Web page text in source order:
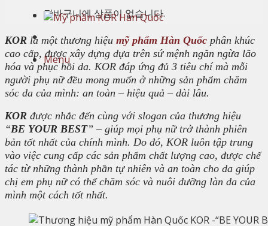
장바구니에 상품이 없습니다.
Menu
KOR là một thương hiệu mỹ phẩm Hàn Quốc phân khúc
cao cấp, được xây dựng dựa trên sứ mệnh ngăn ngừa lão
hóa và phục hồi da. KOR đáp ứng đủ 3 tiêu chí mà mỗi
người phụ nữ đều mong muốn ở những sản phẩm chăm
sóc da của mình: an toàn – hiệu quả – dài lâu.
KOR được nhắc đến cùng với slogan của thương hiệu
“BE YOUR BEST” – giúp mọi phụ nữ trở thành phiên
bản tốt nhất của chính mình. Do đó, KOR luôn tập trung
vào việc cung cấp các sản phẩm chất lượng cao, được chế
tác từ những thành phần tự nhiên và an toàn cho da giúp
chị em phụ nữ có thể chăm sóc và nuôi dưỡng làn da của
mình một cách tốt nhất.